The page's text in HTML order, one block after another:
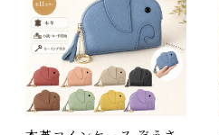
e 439338